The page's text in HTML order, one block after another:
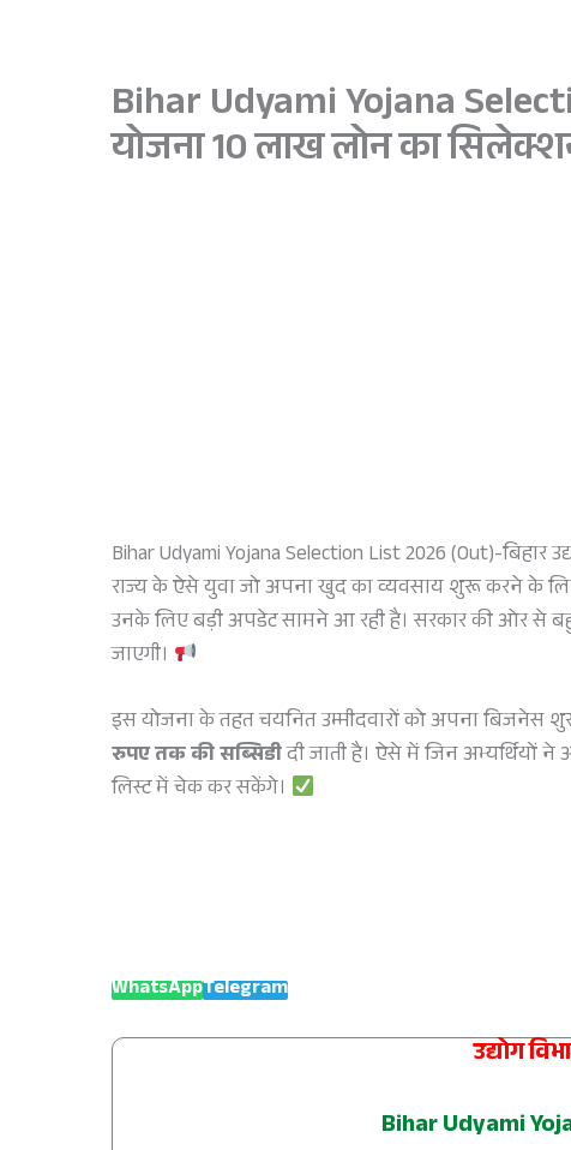
Bihar Udyami Yojana
योजना 10 लाख लोन का
Bihar Udyami Yojana Selection List 2026 (Out)-बिहार
राज्य के ऐसे युवा जो अपना खुद का व्यवसाय शुरू करने के
उनके लिए बड़ी अपडेट सामने आ रही है। सरकार की ओर से
जाएगी।
इस योजना के तहत चयनित उम्मीदवारों को अपना बिजनेस
रुपए तक की सब्सिडीदी जाती है। ऐसे में जिन
लिस्ट में चेक कर सकेंगे।
WhatsAppTelegram
उद्योग
Bihar Udyami